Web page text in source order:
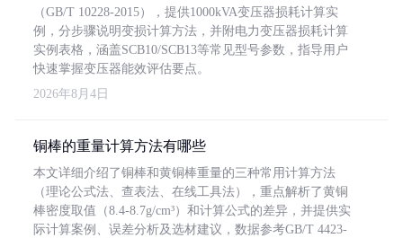
（GB/T 10228-2015），提供1000kVA变压器损耗计算实
例，分步骤说明变损计算方法，并附电力变压器损耗计算
实例表格，涵盖SCB10/SCB13等常见型号参数，指导用户
快速掌握变压器能效评估要点。
2026年8月4日
铜棒的重量计算方法有哪些
本文详细介绍了铜棒和黄铜棒重量的三种常用计算方法
（理论公式法、查表法、在线工具法），重点解析了黄铜
棒密度取值（8.4-8.7g/cm³）和计算公式的差异，并提供实
际计算案例、误差分析及选材建议，数据参考GB/T 4423-